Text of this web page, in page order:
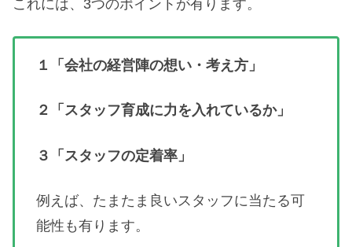
これには、3つのポイントが有ります。
１「会社の経営陣の想い・考え方」
２「スタッフ育成に力を入れているか」
３「スタッフの定着率」
例えば、たまたま良いスタッフに当たる可
能性も有ります。